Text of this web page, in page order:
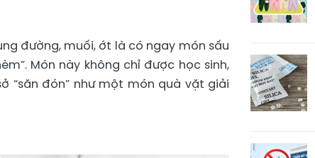
đường, muối, ớt là có ngay món sấu
Món này không chỉ được học sinh,
“săn đón” như một món quà vặt giải